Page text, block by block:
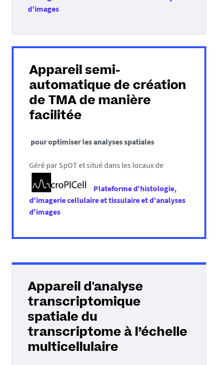
d'images
Appareil semi-
automatique de création
de TMA de manière
facilitée
pour optimiser les analyses spatiales
Géré par SpOT et situé dans les locaux de
Plateforme d'histologie,
d'imagerie cellulaire et tissulaire et d'analyses
d'images
Appareil d'analyse
transcriptomique
spatiale du
transcriptome à l’échelle
multicellulaire